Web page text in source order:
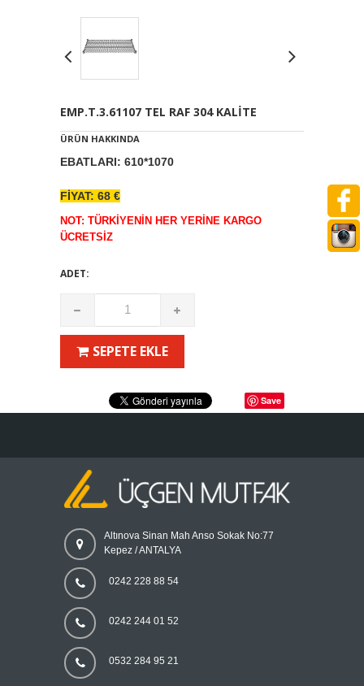
EMP.T.3.61107 TEL RAF 304 KALİTE
ÜRÜN HAKKINDA
EBATLARI: 610*1070
FİYAT: 68 €
NOT: TÜRKİYENİN HER YERİNE KARGO
ÜCRETSİZ
ADET:
SEPETE EKLE
Save
Altınova Sinan Mah Anso Sokak No:77
Kepez / ANTALYA
0242 228 88 54
0242 244 01 52
0532 284 95 21